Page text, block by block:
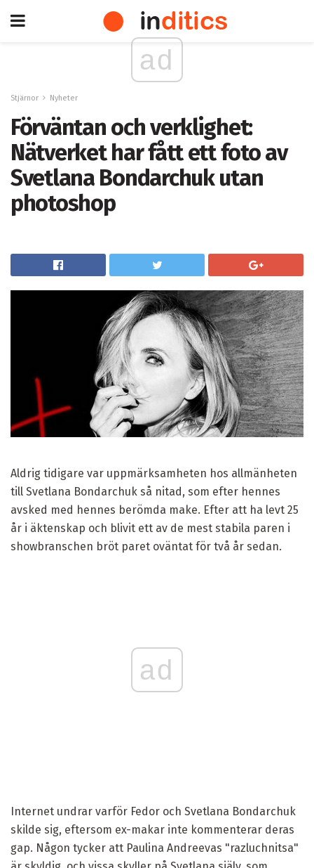
ad
Stjärnor Nyheter
Förväntan och verklighet:
Nätverket har fått ett foto av
Svetlana Bondarchuk utan
photoshop
Aldrig tidigare var uppmärksamheten hos allmänheten
till Svetlana Bondarchuk så nitad, som efter hennes
avsked med hennes berömda make. Efter att ha levt 25
år i äktenskap och blivit ett av de mest stabila paren i
showbranschen bröt paret oväntat för två år sedan.
ad
Internet undrar varför Fedor och Svetlana Bondarchuk
skilde sig, eftersom ex-makar inte kommenterar deras
gap. Någon tycker att Paulina Andreevas "razluchnitsa"